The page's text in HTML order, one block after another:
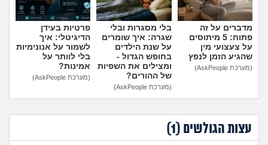
מדברים על זה
פתוח: 5 מיתוסים
על צעצועי מין
שהגיע הזמן לנפץ
(מערכת AskPeople)
בלי מסגרות ובלי
שגרה: איך שומרים
על שנת הילדים
בחופש הגדול -
ומצילים את השפיות
של ההורים?
(מערכת AskPeople)
פרטיות בעידן
הדיגיטלי: איך
לשמור על אנונימיות
בלי לוותר על
אמינות?
(מערכת AskPeople)
עצות הגולשים (1
)